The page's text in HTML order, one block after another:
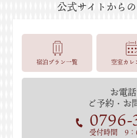
お電
ご予約・お
0796-
受付時間 9：
宿泊プラン一覧 空室カレ